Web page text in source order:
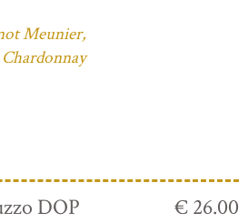
Meunier,
DOP € 26.00